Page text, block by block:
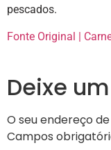
pescados.
Fonte Original |
Deixe
O seu endereço
Campos